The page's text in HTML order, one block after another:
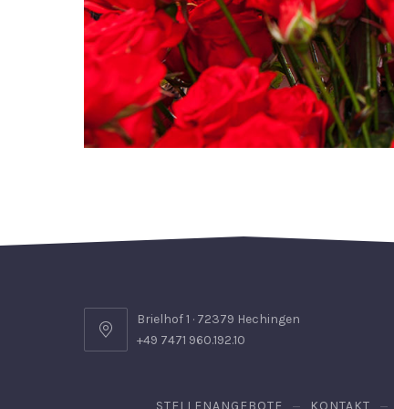
Brielhof 1 · 72379 Hechingen
+49 7471 960.192.10
STELLENANGEBOTE KONTAKT